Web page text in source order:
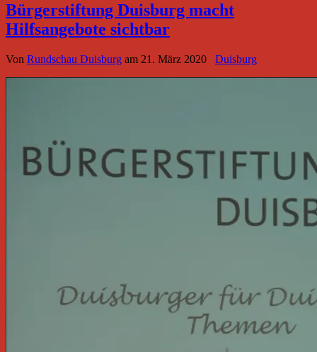
Bürgerstiftung Duisburg macht
Hilfsangebote sichtbar
Von Rundschau Duisburg am 21. März 2020 Duisburg